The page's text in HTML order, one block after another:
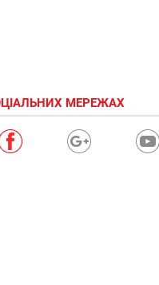
МЕРЕЖАХ